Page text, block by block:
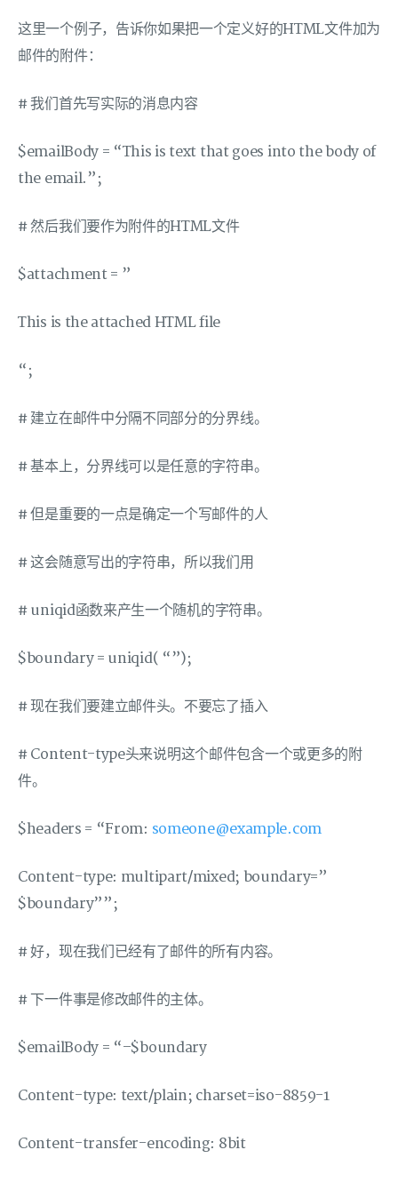
这里一个例子，告诉你如果把一个定义好的HTML文件加为
邮件的附件：
# 我们首先写实际的消息内容
$emailBody = “This is text that goes into the body of
the email.”;
# 然后我们要作为附件的HTML文件
$attachment = ”
This is the attached HTML file
“;
# 建立在邮件中分隔不同部分的分界线。
# 基本上，分界线可以是任意的字符串。
# 但是重要的一点是确定一个写邮件的人
# 这会随意写出的字符串，所以我们用
# uniqid函数来产生一个随机的字符串。
$boundary = uniqid( “”);
# 现在我们要建立邮件头。不要忘了插入
# Content-type头来说明这个邮件包含一个或更多的附
件。
$headers = “From: someone@example.com
Content-type: multipart/mixed; boundary=”
$boundary””;
# 好，现在我们已经有了邮件的所有内容。
# 下一件事是修改邮件的主体。
$emailBody = “–$boundary
Content-type: text/plain; charset=iso-8859-1
Content-transfer-encoding: 8bit